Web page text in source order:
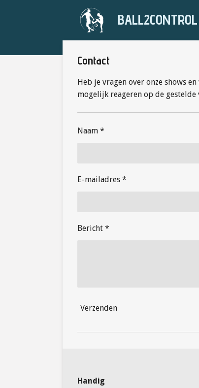
BALL2CONTROL
Contact
Heb je vragen over onze shows
mogelijk reageren op de
Naam *
E-mailadres *
Bericht *
Verzenden
Handig